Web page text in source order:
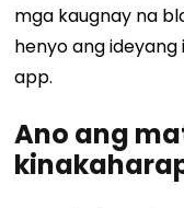
mga kaugnay na
henyo ang
app.
Ano ang